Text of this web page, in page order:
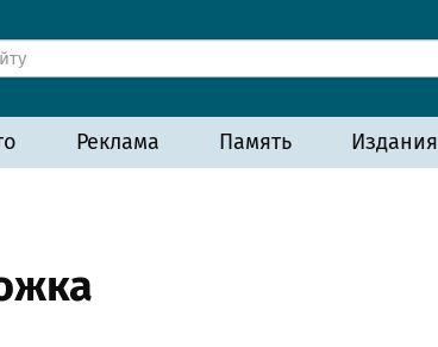
Реклама Память Издания